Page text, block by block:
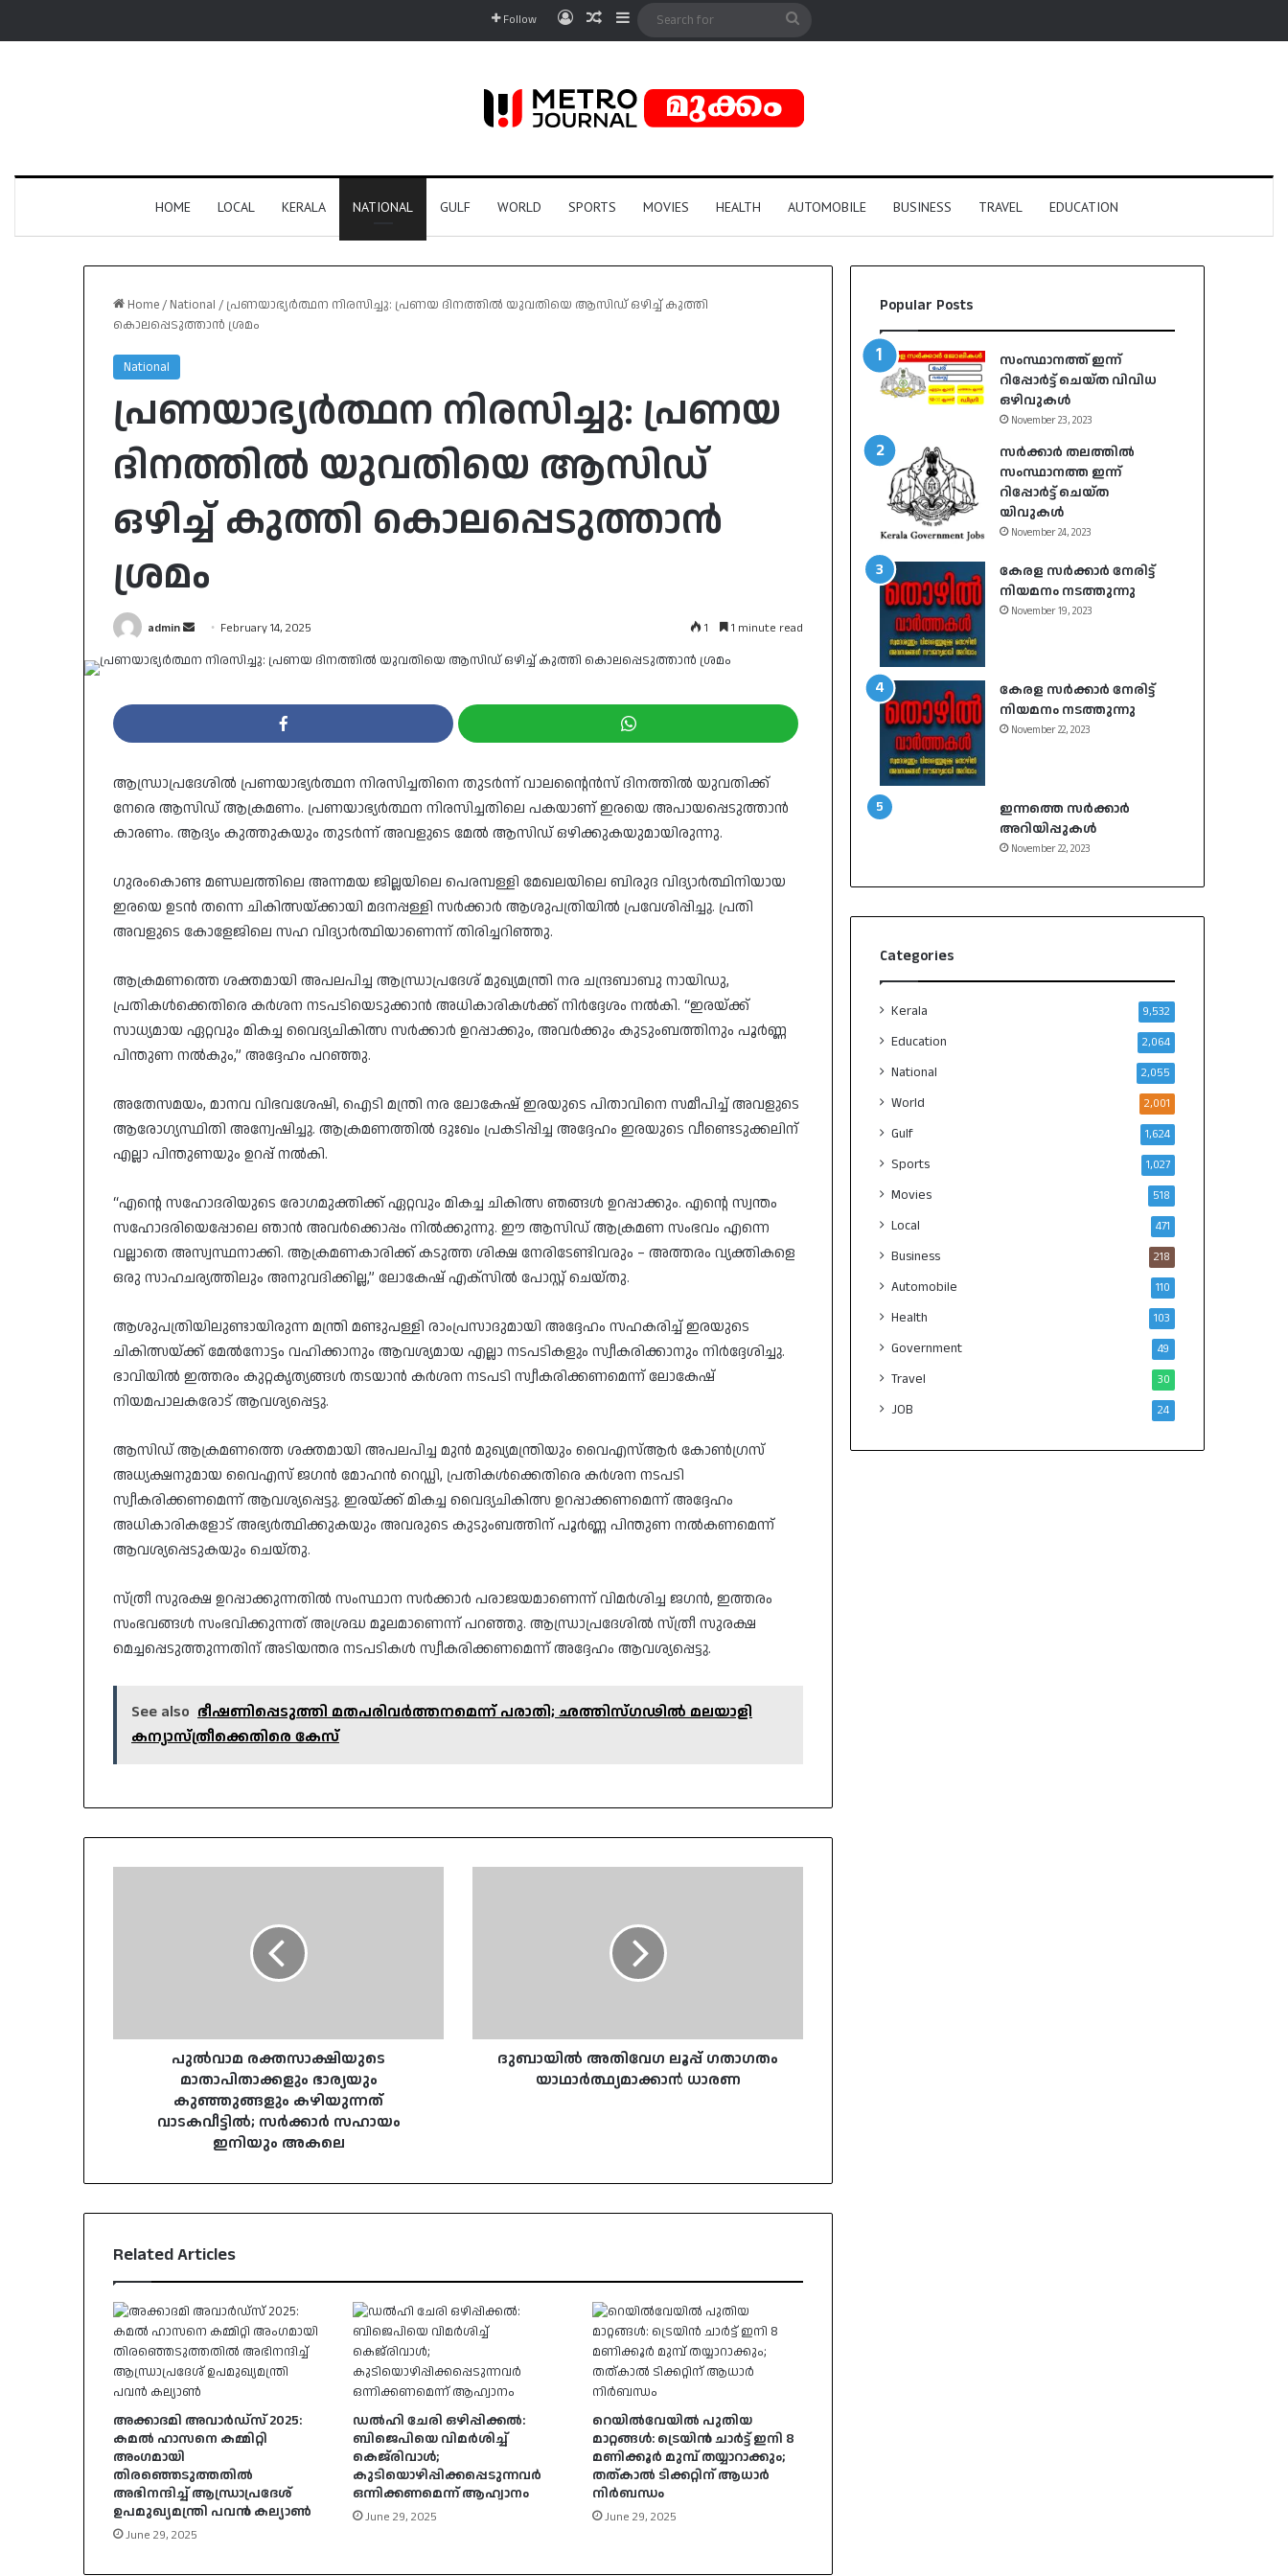
Follow Log InRandom Article
Sidebar
Search
HOME LOCAL KERALA NATIONAL GULF WORLD SPORTS MOVIES HEALTH AUTOMOBILE BUSINESS TRAVEL EDUCATION
Home/ National / പ്രണയാഭ്യർത്ഥന നിരസിച്ചു: പ്രണയ ദിനത്തിൽ യുവതിയെ ആസിഡ് ഒഴിച്ച് കുത്തി
കൊലപ്പെടുത്താൻ ശ്രമം
National
പ്രണയാഭ്യർത്ഥന നിരസിച്ചു: പ്രണയ
ദിനത്തിൽ യുവതിയെ ആസിഡ്
ഒഴിച്ച് കുത്തി കൊലപ്പെടുത്താൻ
ശ്രമം
admin
Send February 14, 2025 1 1 minute read
ആന്ധ്രാപ്രദേശിൽ പ്രണയാഭ്യർത്ഥന നിരസിച്ചതിനെ തുടർന്ന് വാലന്റൈൻസ് ദിനത്തിൽ യുവതിക്ക്
നേരെ ആസിഡ് ആക്രമണം. പ്രണയാഭ്യർത്ഥന നിരസിച്ചതിലെ പകയാണ് ഇരയെ അപായപ്പെടുത്താൻ
കാരണം. ആദ്യം കുത്തുകയും തുടർന്ന് അവളുടെ മേൽ ആസിഡ് ഒഴിക്കുകയുമായിരുന്നു.
ഗുരംകൊണ്ട മണ്ഡലത്തിലെ അന്നമയ ജില്ലയിലെ പെരമ്പള്ളി മേഖലയിലെ ബിരുദ വിദ്യാർത്ഥിനിയായ
ഇരയെ ഉടൻ തന്നെ ചികിത്സയ്ക്കായി മദനപ്പള്ളി സർക്കാർ ആശുപത്രിയിൽ പ്രവേശിപ്പിച്ചു. പ്രതി
അവളുടെ കോളേജിലെ സഹ വിദ്യാർത്ഥിയാണെന്ന് തിരിച്ചറിഞ്ഞു.
ആക്രമണത്തെ ശക്തമായി അപലപിച്ച ആന്ധ്രാപ്രദേശ് മുഖ്യമന്ത്രി നര ചന്ദ്രബാബു നായിഡു,
പ്രതികൾക്കെതിരെ കർശന നടപടിയെടുക്കാൻ അധികാരികൾക്ക് നിർദ്ദേശം നൽകി. “ഇരയ്ക്ക്
സാധ്യമായ ഏറ്റവും മികച്ച വൈദ്യചികിത്സ സർക്കാർ ഉറപ്പാക്കും, അവർക്കും കുടുംബത്തിനും പൂർണ്ണ
പിന്തുണ നൽകും,” അദ്ദേഹം പറഞ്ഞു.
അതേസമയം, മാനവ വിഭവശേഷി, ഐടി മന്ത്രി നര ലോകേഷ് ഇരയുടെ പിതാവിനെ സമീപിച്ച് അവളുടെ
ആരോഗ്യസ്ഥിതി അന്വേഷിച്ചു. ആക്രമണത്തിൽ ദുഃഖം പ്രകടിപ്പിച്ച അദ്ദേഹം ഇരയുടെ വീണ്ടെടുക്കലിന്
എല്ലാ പിന്തുണയും ഉറപ്പ് നൽകി.
“എന്റെ സഹോദരിയുടെ രോഗമുക്തിക്ക് ഏറ്റവും മികച്ച ചികിത്സ ഞങ്ങൾ ഉറപ്പാക്കും. എന്റെ സ്വന്തം
സഹോദരിയെപ്പോലെ ഞാൻ അവർക്കൊപ്പം നിൽക്കുന്നു. ഈ ആസിഡ് ആക്രമണ സംഭവം എന്നെ
വല്ലാതെ അസ്വസ്ഥനാക്കി. ആക്രമണകാരിക്ക് കടുത്ത ശിക്ഷ നേരിടേണ്ടിവരും – അത്തരം വ്യക്തികളെ
ഒരു സാഹചര്യത്തിലും അനുവദിക്കില്ല,” ലോകേഷ് എക്‌സിൽ പോസ്റ്റ് ചെയ്തു.
ആശുപത്രിയിലുണ്ടായിരുന്ന മന്ത്രി മണ്ടുപള്ളി രാംപ്രസാദുമായി അദ്ദേഹം സഹകരിച്ച് ഇരയുടെ
ചികിത്സയ്ക്ക് മേൽനോട്ടം വഹിക്കാനും ആവശ്യമായ എല്ലാ നടപടികളും സ്വീകരിക്കാനും നിർദ്ദേശിച്ചു.
ഭാവിയിൽ ഇത്തരം കുറ്റകൃത്യങ്ങൾ തടയാൻ കർശന നടപടി സ്വീകരിക്കണമെന്ന് ലോകേഷ്
നിയമപാലകരോട് ആവശ്യപ്പെട്ടു.
ആസിഡ് ആക്രമണത്തെ ശക്തമായി അപലപിച്ച മുൻ മുഖ്യമന്ത്രിയും വൈഎസ്ആർ കോൺഗ്രസ്
അധ്യക്ഷനുമായ വൈഎസ് ജഗൻ മോഹൻ റെഡ്ഡി, പ്രതികൾക്കെതിരെ കർശന നടപടി
സ്വീകരിക്കണമെന്ന് ആവശ്യപ്പെട്ടു. ഇരയ്ക്ക് മികച്ച വൈദ്യചികിത്സ ഉറപ്പാക്കണമെന്ന് അദ്ദേഹം
അധികാരികളോട് അഭ്യർത്ഥിക്കുകയും അവരുടെ കുടുംബത്തിന് പൂർണ്ണ പിന്തുണ നൽകണമെന്ന്
ആവശ്യപ്പെടുകയും ചെയ്തു.
സ്ത്രീ സുരക്ഷ ഉറപ്പാക്കുന്നതില്‍ സംസ്ഥാന സര്‍ക്കാര്‍ പരാജയമാണെന്ന് വിമര്‍ശിച്ച ജഗന്‍, ഇത്തരം
സംഭവങ്ങള്‍ സംഭവിക്കുന്നത് അശ്രദ്ധ മൂലമാണെന്ന് പറഞ്ഞു. ആന്ധ്രാപ്രദേശില്‍ സ്ത്രീ സുരക്ഷ
മെച്ചപ്പെടുത്തുന്നതിന് അടിയന്തര നടപടികള്‍ സ്വീകരിക്കണമെന്ന് അദ്ദേഹം ആവശ്യപ്പെട്ടു.
See also ഭീഷണിപ്പെടുത്തി മതപരിവർത്തനമെന്ന് പരാതി; ഛത്തിസ്ഗഢിൽ മലയാളി
കന്യാസ്ത്രീക്കെതിരെ കേസ്
സഹായം
പുല്‍വാമ രക്തസാക്ഷിയുടെ
മാതാപിതാക്കളും ഭാര്യയും
കുഞ്ഞുങ്ങളും കഴിയുന്നത്
വാടകവീട്ടില്‍; സര്‍ക്കാര്‍ സഹായം
ഇനിയും അകലെ
ദുബായില്‍ അതിവേഗ ലൂപ്പ് ഗതാഗതം
യാഥാര്‍ത്ഥ്യമാക്കാന്‍ ധാരണ
Related Articles
അക്കാദമി അവാർഡ്സ് 2025:
കമൽ ഹാസനെ കമ്മിറ്റി
അംഗമായി
തിരഞ്ഞെടുത്തതിൽ
അഭിനന്ദിച്ച് ആന്ധ്രാപ്രദേശ്
ഉപമുഖ്യമന്ത്രി പവൻ കല്യാൺ
June 29, 2025
ഡൽഹി ചേരി ഒഴിപ്പിക്കൽ:
ബിജെപിയെ വിമർശിച്ച്
കെജ്‌രിവാൾ;
കുടിയൊഴിപ്പിക്കപ്പെടുന്നവർ
ഒന്നിക്കണമെന്ന് ആഹ്വാനം
June 29, 2025
റെയിൽവേയിൽ പുതിയ
മാറ്റങ്ങൾ: ട്രെയിൻ ചാർട്ട് ഇനി 8
മണിക്കൂർ മുമ്പ് തയ്യാറാക്കും;
തത്കാൽ ടിക്കറ്റിന് ആധാർ
നിർബന്ധം
June 29, 2025
Popular Posts
സംസ്ഥാനത്ത് ഇന്ന്
റിപ്പോർട്ട് ചെയ്ത വിവിധ
ഒഴിവുകൾ
November 23, 2023
സർക്കാർ തലത്തിൽ
സംസ്ഥാനത്ത ഇന്ന്
റിപ്പോർട്ട് ചെയ്ത
യിവുകൾ
November 24, 2023
കേരള സർക്കാർ നേരിട്ട്
നിയമനം നടത്തുന്നു
November 19, 2023
കേരള സർക്കാർ നേരിട്ട്
നിയമനം നടത്തുന്നു
November 22, 2023
ഇന്നത്തെ സർക്കാർ
അറിയിപ്പുകൾ
November 22, 2023
Categories
Kerala 9,532
Education 2,064
National 2,055
World 2,001
Gulf 1,624
Sports 1,027
Movies 518
Local 471
Business 218
Automobile 110
Health 103
Government 49
Travel 30
JOB 24